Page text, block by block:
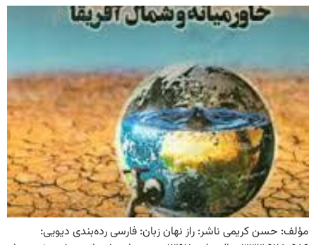
مؤلف: حسن کریمی ناشر: راز نهان زبان: فارسی رده‌بندی دیویی: